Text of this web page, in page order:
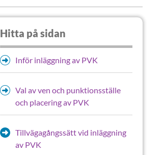
Hitta på sidan
Inför inläggning av PVK
Val av ven och punktionsställe
och placering av PVK
Tillvägagångssätt vid inläggning
av PVK